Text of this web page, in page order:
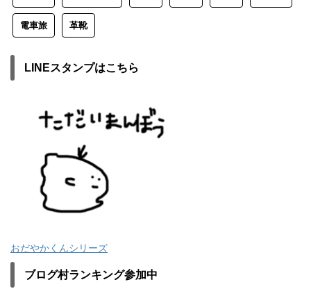
電車旅 革靴
LINEスタンプはこちら
おだやかくんシリーズ
ブログ村ランキング参加中